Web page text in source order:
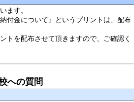
ます。
付金について』というプリントは、配布
トを配布させて頂きますので、ご確認く
への質問